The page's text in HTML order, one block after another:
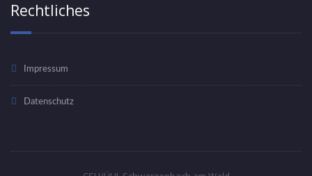
Rechtliches
Impressum
Datenschutz